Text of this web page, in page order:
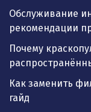
Обслуживание
рекомендации
Почему
Как заменить
гайд